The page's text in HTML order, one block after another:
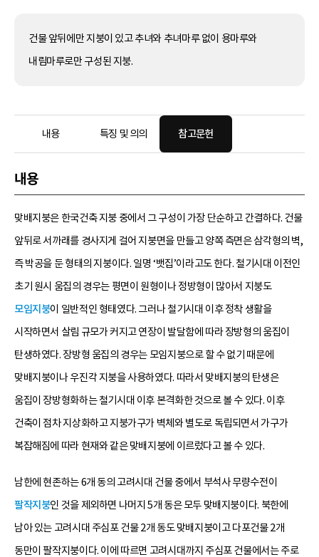
건물 앞뒤에만 지붕이 있고 추녀와 추녀마루 없이 용마루와
내림마루로만 구성된 지붕.
내용 특징 및 의의 참고문헌
내용
맞배지붕은 한국건축 지붕 중에서 그 구성이 가장 단순하고 간결하다. 건물
앞뒤로 서까래를 경사지게 걸어 지붕면을 만들고 양쪽 측면은 삼각형의 벽,
즉 박공을 둔 형태의 지붕이다. 일명 ‘뱃집’이라고도 한다. 철기시대 이전인
초기 원시 움집의 경우는 평면이 원형이나 정방형이 많아서 지붕도
모임지붕이 일반적인 형태였다. 그러나 철기시대 이후 정착 생활을
시작하면서 살림 규모가 커지고 연장이 발달함에 따라 장방형의 움집이
탄생하였다. 장방형 움집의 경우는 모임지붕으로 할 수 없기 때문에
맞배지붕이나 우진각 지붕을 사용하였다. 따라서 맞배지붕의 탄생은
움집이 장방형화하는 철기시대 이후 본격화한 것으로 볼 수 있다. 이후
건축이 점차 지상화하고 지붕가구가 벽체와 별도로 독립되면서 가구가
복잡해짐에 따라 현재와 같은 맞배지붕에 이르렀다고 볼 수 있다.
남한에 현존하는 6개 동의 고려시대 건물 중에서 부석사 무량수전이
팔작지붕인 것을 제외하면 나머지 5개 동은 모두 맞배지붕이다. 북한에
남아 있는 고려시대 주심포 건물 2개 동도 맞배지붕이고 다포건물 2개
동만이 팔작지붕이다. 이에 따르면 고려시대까지 주심포 건물에서는 주로